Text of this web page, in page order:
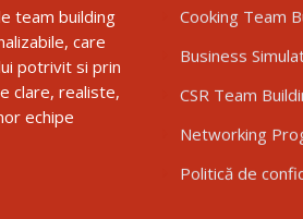
team building
care
potrivit si prin
clare, realiste,
echipe
Cooking Team
Business
CSR Team
Networking
Politică de